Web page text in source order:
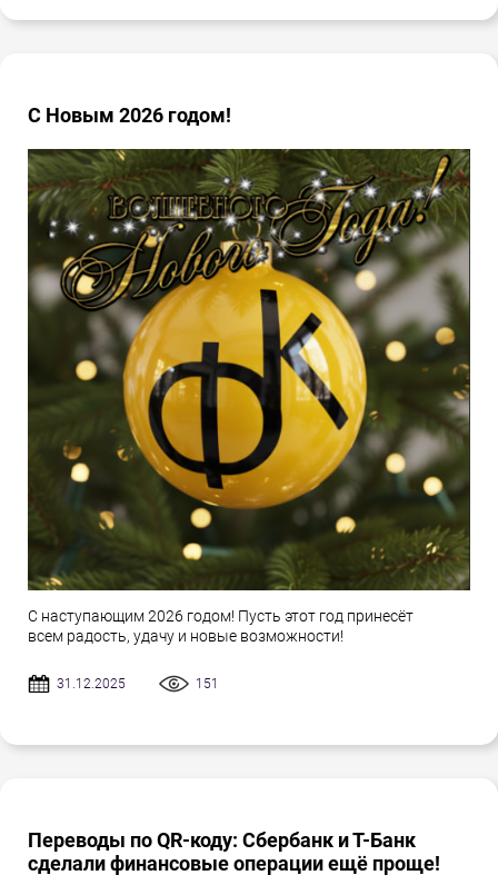
С Новым 2026 годом!
С наступающим 2026 годом! Пусть этот год принесёт
всем радость, удачу и новые возможности!
31.12.2025 151
Переводы по QR-коду: Сбербанк и Т-Банк
сделали финансовые операции ещё проще!